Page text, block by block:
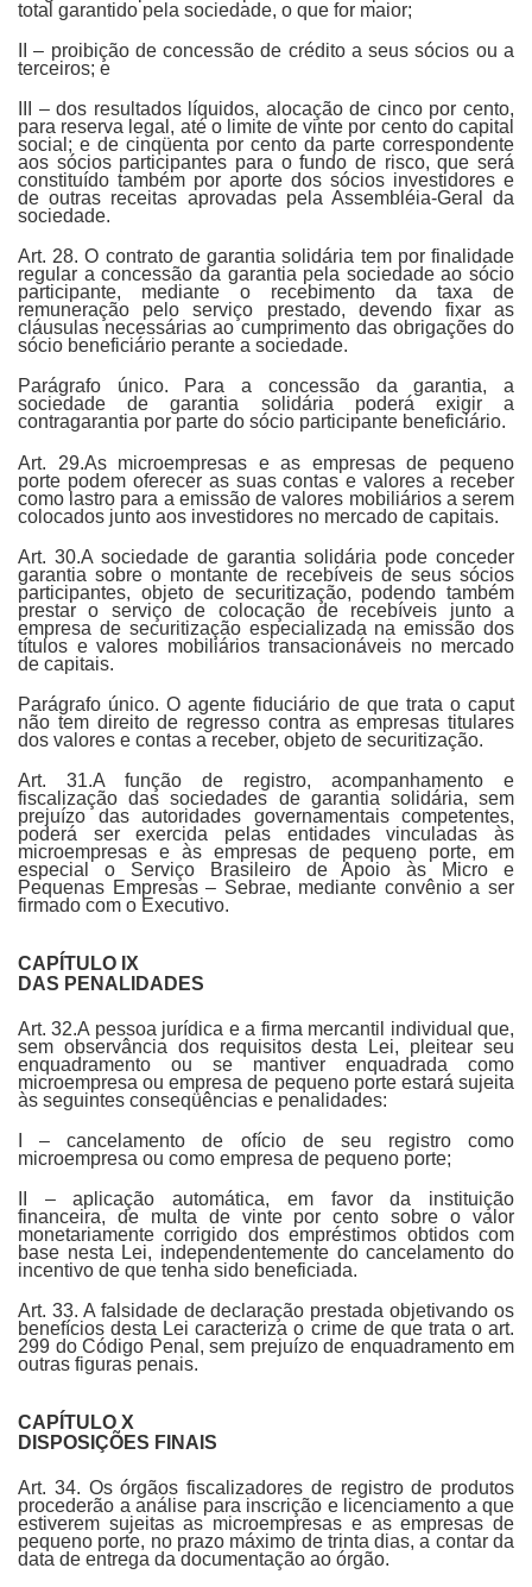
total garantido pela sociedade, o que for maior;
II – proibição de concessão de crédito a seus sócios ou a
terceiros; e
III – dos resultados líquidos, alocação de cinco por cento,
para reserva legal, até o limite de vinte por cento do capital
social; e de cinqüenta por cento da parte correspondente
aos sócios participantes para o fundo de risco, que será
constituído também por aporte dos sócios investidores e
de outras receitas aprovadas pela Assembléia-Geral da
sociedade.
Art. 28. O contrato de garantia solidária tem por finalidade
regular a concessão da garantia pela sociedade ao sócio
participante, mediante o recebimento da taxa de
remuneração pelo serviço prestado, devendo fixar as
cláusulas necessárias ao cumprimento das obrigações do
sócio beneficiário perante a sociedade.
Parágrafo único. Para a concessão da garantia, a
sociedade de garantia solidária poderá exigir a
contragarantia por parte do sócio participante beneficiário.
Art. 29.As microempresas e as empresas de pequeno
porte podem oferecer as suas contas e valores a receber
como lastro para a emissão de valores mobiliários a serem
colocados junto aos investidores no mercado de capitais.
Art. 30.A sociedade de garantia solidária pode conceder
garantia sobre o montante de recebíveis de seus sócios
participantes, objeto de securitização, podendo também
prestar o serviço de colocação de recebíveis junto a
empresa de securitização especializada na emissão dos
títulos e valores mobiliários transacionáveis no mercado
de capitais.
Parágrafo único. O agente fiduciário de que trata o caput
não tem direito de regresso contra as empresas titulares
dos valores e contas a receber, objeto de securitização.
Art. 31.A função de registro, acompanhamento e
fiscalização das sociedades de garantia solidária, sem
prejuízo das autoridades governamentais competentes,
poderá ser exercida pelas entidades vinculadas às
microempresas e às empresas de pequeno porte, em
especial o Serviço Brasileiro de Apoio às Micro e
Pequenas Empresas – Sebrae, mediante convênio a ser
firmado com o Executivo.
CAPÍTULO IX
DAS PENALIDADES
Art. 32.A pessoa jurídica e a firma mercantil individual que,
sem observância dos requisitos desta Lei, pleitear seu
enquadramento ou se mantiver enquadrada como
microempresa ou empresa de pequeno porte estará sujeita
às seguintes conseqüências e penalidades:
I – cancelamento de ofício de seu registro como
microempresa ou como empresa de pequeno porte;
II – aplicação automática, em favor da instituição
financeira, de multa de vinte por cento sobre o valor
monetariamente corrigido dos empréstimos obtidos com
base nesta Lei, independentemente do cancelamento do
incentivo de que tenha sido beneficiada.
Art. 33. A falsidade de declaração prestada objetivando os
benefícios desta Lei caracteriza o crime de que trata o art.
299 do Código Penal, sem prejuízo de enquadramento em
outras figuras penais.
CAPÍTULO X
DISPOSIÇÕES FINAIS
Art. 34. Os órgãos fiscalizadores de registro de produtos
procederão a análise para inscrição e licenciamento a que
estiverem sujeitas as microempresas e as empresas de
pequeno porte, no prazo máximo de trinta dias, a contar da
data de entrega da documentação ao órgão.